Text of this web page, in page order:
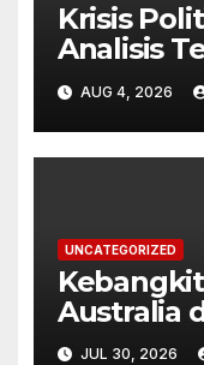
Krisis
Analisis
AUG 4, 2026
UNCATEGORIZED
Australia
JUL 30, 2026